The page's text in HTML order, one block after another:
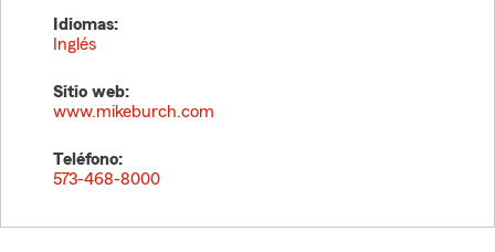
Idiomas:
Inglés
Sitio web:
www.mikeburch.com
Teléfono:
573-468-8000